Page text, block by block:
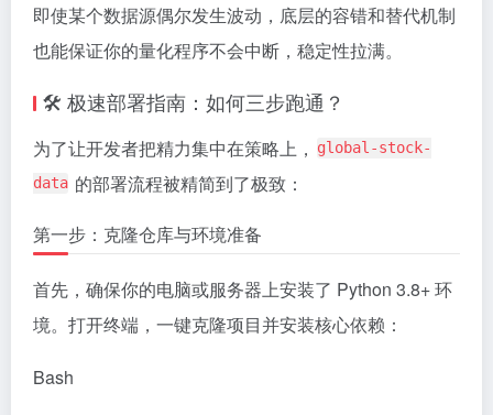
即使某个数据源偶尔发生波动，底层的容错和替代机制
也能保证你的量化程序不会中断，稳定性拉满。
🛠 极速部署指南：如何三步跑通？
为了让开发者把精力集中在策略上，
global-stock-
data 的部署流程被精简到了极致：
第一步：克隆仓库与环境准备
首先，确保你的电脑或服务器上安装了 Python 3.8+ 环
境。打开终端，一键克隆项目并安装核心依赖：
Bash